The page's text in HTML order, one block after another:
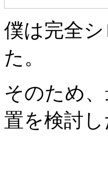
僕は完全
た。
そのため
置を検討